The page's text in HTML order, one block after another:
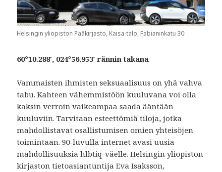
Helsingin yliopiston Pääkirjasto, Kaisa-talo, Fabianinkatu 30
60°10.288′, 024°56.953′ rännin takana
Vammaisten ihmisten seksuaalisuus on yhä vahva
tabu. Kahteen vähemmistöön kuuluvana voi olla
kaksin verroin vaikeampaa saada ääntään
kuuluviin. Tarvitaan esteettömiä tiloja, jotka
mahdollistavat osallistumisen omien yhteisöjen
toimintaan. 90-luvulla internet avasi uusia
mahdollisuuksia hlbtiq-väelle. Helsingin yliopiston
kirjaston tietoasiantuntija Eva Isaksson,